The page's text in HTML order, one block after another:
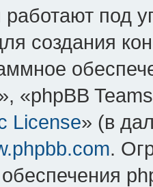
под
создания
«phpBB
License» (в
.